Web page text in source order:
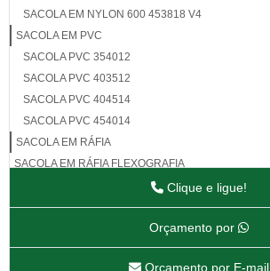
SACOLA EM NYLON 600 453818 V4
SACOLA EM PVC
SACOLA PVC 354012
SACOLA PVC 403512
SACOLA PVC 404514
SACOLA PVC 454014
SACOLA EM RÁFIA
SACOLA EM RÁFIA FLEXOGRAFIA
SACOLA EM RÁFIA 403518
SACOLA EM RÁFIA 403518 V10
SACOLA EM RÁFIA 403518 V26
SACOLA EM RÁFIA 403518 V3
Clique e ligue!
Orçamento por
Orçamento por E-mail